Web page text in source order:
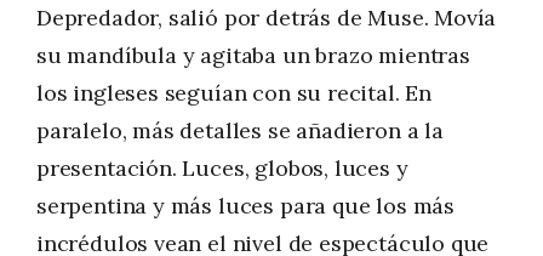
Depredador, salió por detrás de Muse. Movía
su mandíbula y agitaba un brazo mientras
los ingleses seguían con su recital. En
paralelo, más detalles se añadieron a la
presentación. Luces, globos, luces y
serpentina y más luces para que los más
incrédulos vean el nivel de espectáculo que